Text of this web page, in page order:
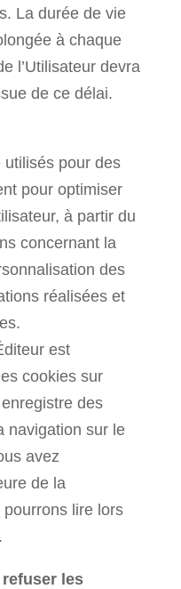
La durée de vie
à chaque
l’Utilisateur devra
de ce délai.
utilisés pour des
pour optimiser
à partir du
concernant la
des
réalisées et
est
cookies sur
des
navigation sur le
avez
de la
lire lors
les